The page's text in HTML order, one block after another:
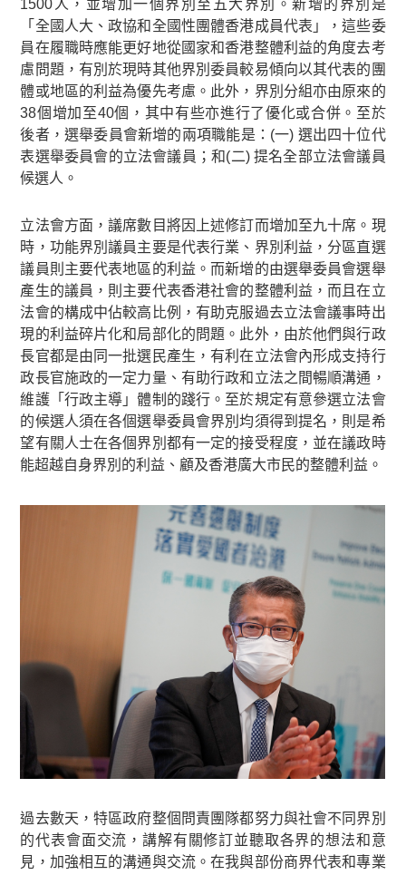
1500人，並增加一個界別至五大界別。新增的界別是
「全國人大、政協和全國性團體香港成員代表」，這些委
員在履職時應能更好地從國家和香港整體利益的角度去考
慮問題，有別於現時其他界別委員較易傾向以其代表的團
體或地區的利益為優先考慮。此外，界別分組亦由原來的
38個增加至40個，其中有些亦進行了優化或合併。至於
後者，選舉委員會新增的兩項職能是：(一) 選出四十位代
表選舉委員會的立法會議員；和(二) 提名全部立法會議員
候選人。
立法會方面，議席數目將因上述修訂而增加至九十席。現
時，功能界別議員主要是代表行業、界別利益，分區直選
議員則主要代表地區的利益。而新增的由選舉委員會選舉
產生的議員，則主要代表香港社會的整體利益，而且在立
法會的構成中佔較高比例，有助克服過去立法會議事時出
現的利益碎片化和局部化的問題。此外，由於他們與行政
長官都是由同一批選民產生，有利在立法會內形成支持行
政長官施政的一定力量、有助行政和立法之間暢順溝通，
維護「行政主導」體制的踐行。至於規定有意參選立法會
的候選人須在各個選舉委員會界別均須得到提名，則是希
望有關人士在各個界別都有一定的接受程度，並在議政時
能超越自身界別的利益、顧及香港廣大市民的整體利益。
過去數天，特區政府整個問責團隊都努力與社會不同界別
的代表會面交流，講解有關修訂並聽取各界的想法和意
見，加強相互的溝通與交流。在我與部份商界代表和專業